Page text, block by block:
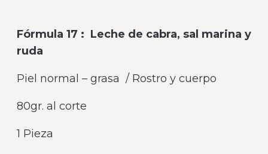
Fórmula 17 : Leche de cabra, sal marina y
ruda
Piel normal – grasa / Rostro y cuerpo
80gr. al corte
1 Pieza